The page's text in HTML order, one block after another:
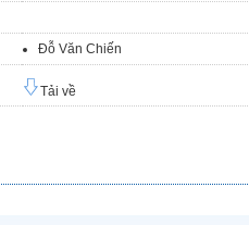
Đỗ Văn Chiến
Tải về